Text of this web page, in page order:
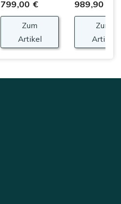
799,00 € 989,90 €
Zum
Artikel
Zum
Artikel